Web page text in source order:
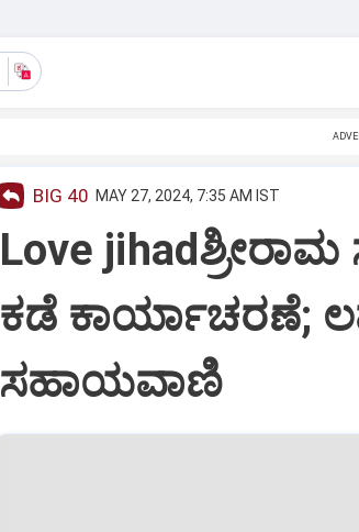
BIG 40 MAY 27, 2024, 7:35 AM IST
Love
ಕಡೆ ಕಾರ್ಯಾಚರಣೆ;
ಸಹಾಯವಾಣಿ